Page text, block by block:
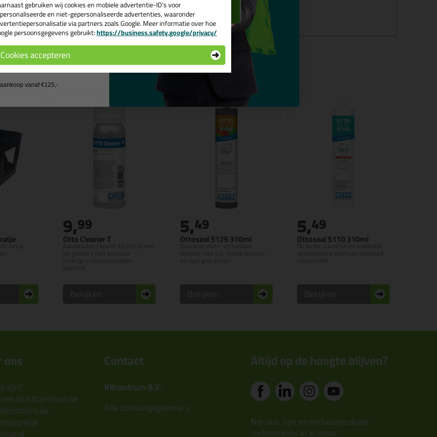
volgende blogs wordt dit product gebruikt:
Waar kun je montagekit voor gebruiken?
om je Otto Cleaner T
Aanbevolen cleaner bij het lijmen
9,99
Ottoseal S125 310ml
Zuurvrije vloer- en sanitair
5,49
Ottoseal S110 310ml
De beste zuurvrije en makkelijk
5,49
ons
zijn?
bij kitcentrum.be
Contact
Kitcentrum B.V.
Alle contactgegevens >
Altijd op de hoogte blijven?
Nieuws, tips en exclusieve deals
rechtstreeks in je inbox
gebruiken wij cookies en mobiele advertentie-ID’s voor
en niet-gepersonaliseerde advertenties, waaronder
via partners zoals Google. Meer informatie over hoe
persoonsgegevens gebruikt:https://business.safety.google/privacy/
Cookies accepteren
de actiecode ›
geen cadeau
vanaf €125,-